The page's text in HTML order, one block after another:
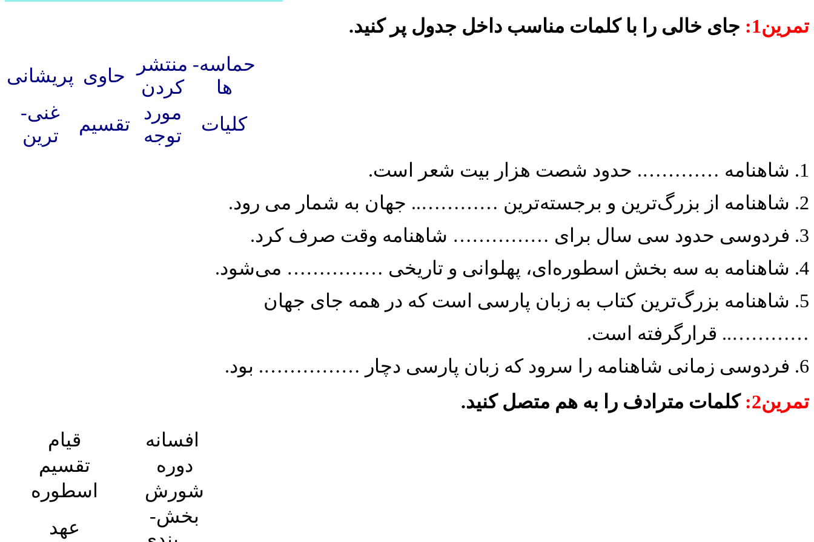
تمرین1: جای خالی را با کلمات مناسب داخل جدول پر کنید.
پریشانی حاوی
منتشر
کردن
حماسه­
ها
غنی­
ترین
تقسیم
مورد
توجه
کلیات
1. شاهنامه …………. حدود شصت هزار بیت شعر است.
2. شاهنامه از بزرگ‌ترین و برجسته‌ترین ………….. جهان به شمار می رود.
3. فردوسی حدود سی سال برای …………… شاهنامه وقت صرف کرد.
4. شاهنامه به سه بخش اسطوره‌ای، پهلوانی و تاریخی …………… می‌شود.
5. شاهنامه بزرگ‌ترین کتاب به زبان پارسی است که در همه جای جهان
………….. قرارگرفته است.
6. فردوسی زمانی شاهنامه را سرود که زبان پارسی دچار ……………. بود.
تمرین2:
کلمات مترادف را به هم متصل کنید.
قیام
افسانه
تقسیم
دوره
اسطوره
شورش
عهد